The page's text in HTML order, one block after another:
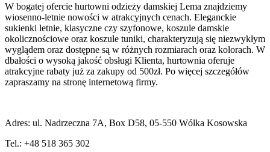
W bogatej ofercie hurtowni odzieży damskiej Lema znajdziemy
wiosenno-letnie nowości w atrakcyjnych cenach. Eleganckie
sukienki letnie, klasyczne czy szyfonowe, koszule damskie
okolicznościowe oraz koszule tuniki, charakteryzują się niezwykłym
wyglądem oraz dostępne są w różnych rozmiarach oraz kolorach. W
dbałości o wysoką jakość obsługi Klienta, hurtownia oferuje
atrakcyjne rabaty już za zakupy od 500zł. Po więcej szczegółów
zapraszamy na stronę internetową firmy.
Adres: ul. Nadrzeczna 7A, Box D58, 05-550 Wólka Kosowska
Tel.: +48 518 365 302